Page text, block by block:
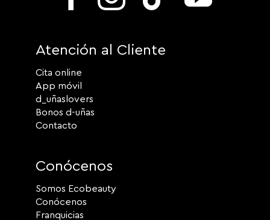
Atención al Cliente
Cita online
App móvil
d_uñaslovers
Bonos d-uñas
Contacto
Conócenos
Somos Ecobeauty
Conócenos
Franquicias